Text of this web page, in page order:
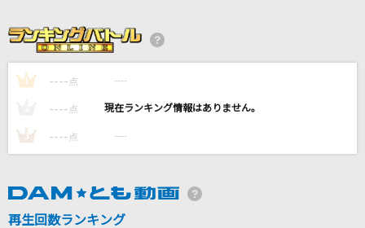
ネーブルオレンジ
乃木坂46
DAMの新曲・ランキングなど
1 ---- 点 ----
---- 点 ----
3 ---- 点 ----
再生回数ランキング